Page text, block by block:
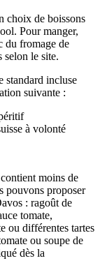
choix de boissons
Pour manger,
du fromage de
selon le site.
standard incluse
suivante :
à volonté
moins de
pouvons proposer
: ragoût de
tomate,
ou différentes tartes
ou soupe de
dès la